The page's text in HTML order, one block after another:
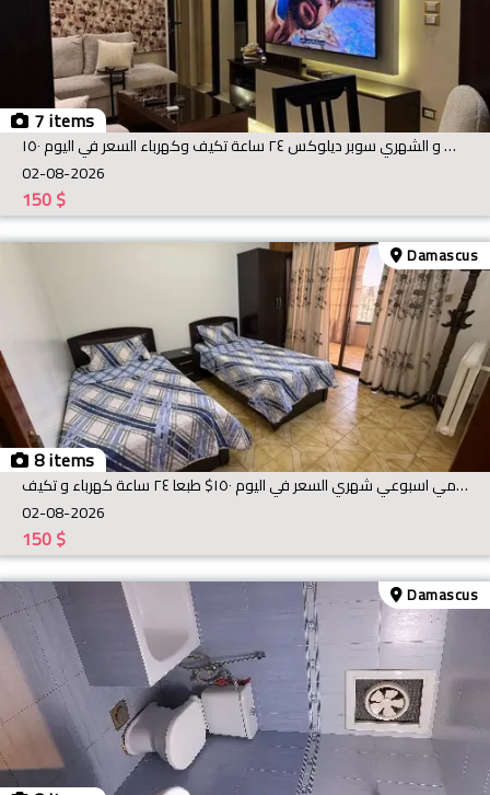
7 items
شقة سياحية الاجار اليومي و الاسبوعي و الشهري سوبر ديلوكس ٢٤ ساعة تكيف وكهرباء السعر في اليوم ١٥٠$
02-08-2026
$
150
8 items
Damascus
الاجار شقة شياحية يومي اسبوعي شهري السعر في اليوم ١٥٠$ طبعا ٢٤ ساعة كهرباء و تكيف
02-08-2026
$
150
Damascus